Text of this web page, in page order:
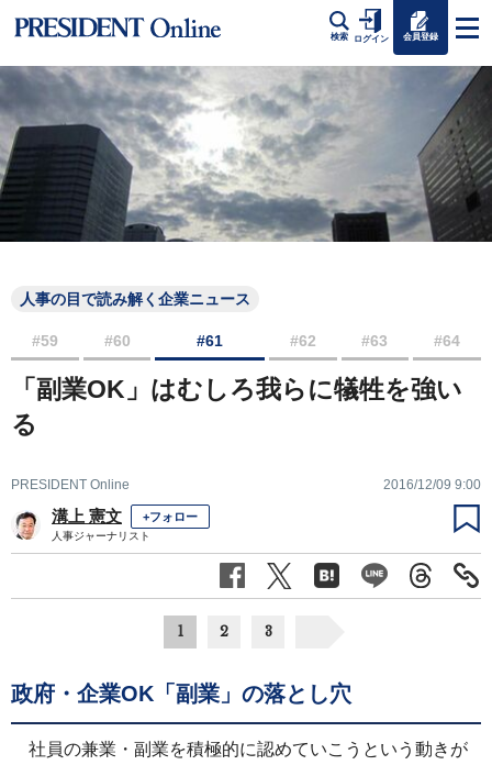
検索 ログイン 会員登録
人事の目で読み解く企業ニュース
#59 #60 #61 #62 #63 #64
「副業OK」はむしろ我らに犠牲を強い
る
PRESIDENT Online 2016/12/09 9:00
溝上 憲文 +フォロー
人事ジャーナリスト
1 2 3
政府・企業OK「副業」の落とし穴
社員の兼業・副業を積極的に認めていこうという動きが